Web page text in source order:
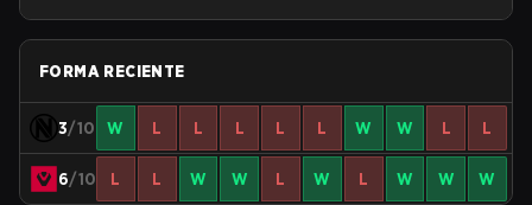
FORMA RECIENTE
3/10 W L L L L L W W L L
6/10 L L W W L W L W W W